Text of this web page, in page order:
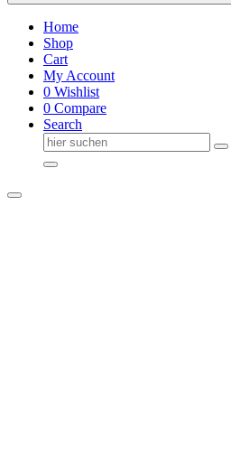
Home
Shop
Cart
My Account
0 Wishlist
0 Compare
Search
Suche
nach: